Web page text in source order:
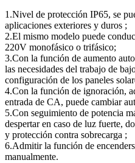
1.Nivel de protección IP65, se
aplicaciones exteriores y duros ;
2.El mismo modelo puede
220V monofásico o trifásico;
3.Con la función de aumento
las necesidades del trabajo de
configuración de los paneles
4.Con la función de ignoración,
entrada de CA, puede cambiar
5.Con seguimiento de potencia
despertar en caso de luz fuerte,
y protección contra sobrecarga ;
6.Admitir la función de
manualmente.